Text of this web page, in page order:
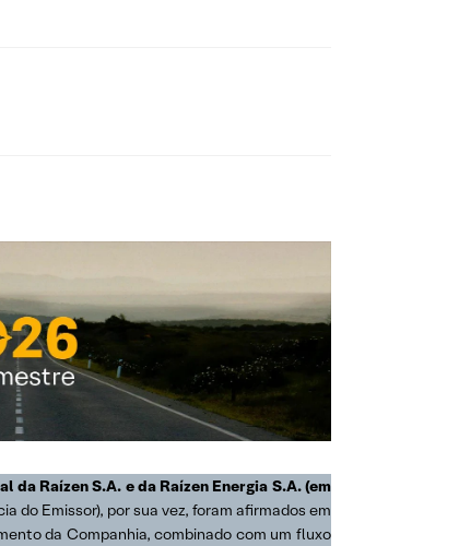
Raízen S.A. e da Raízen Energia S.A. (em
do Emissor), por sua vez, foram afirmados em
da Companhia, combinado com um fluxo